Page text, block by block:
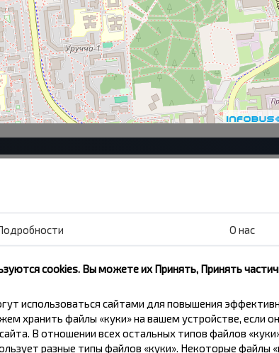
М
О нас
cookies. Вы можете их Принять, Принять
использоваться сайтами для повышения
хранить файлы «куки» на вашем устройстве, если
В отношении всех остальных типов файлов
разные типы файлов «куки». Некоторые файлы